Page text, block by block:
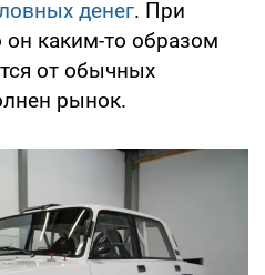
денег. При
он каким-то образом
от обычных
рынок.